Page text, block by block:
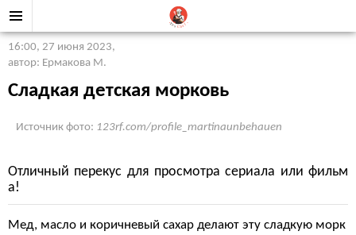
16:00, 27 июня 2023,
автор: Ермакова М.
Сладкая детская морковь
Источник фото: 123rf.com/profile_martinaunbehauen
Отличный перекус для просмотра сериала или фильм
а!
Мед, масло и коричневый сахар делают эту сладкую морк